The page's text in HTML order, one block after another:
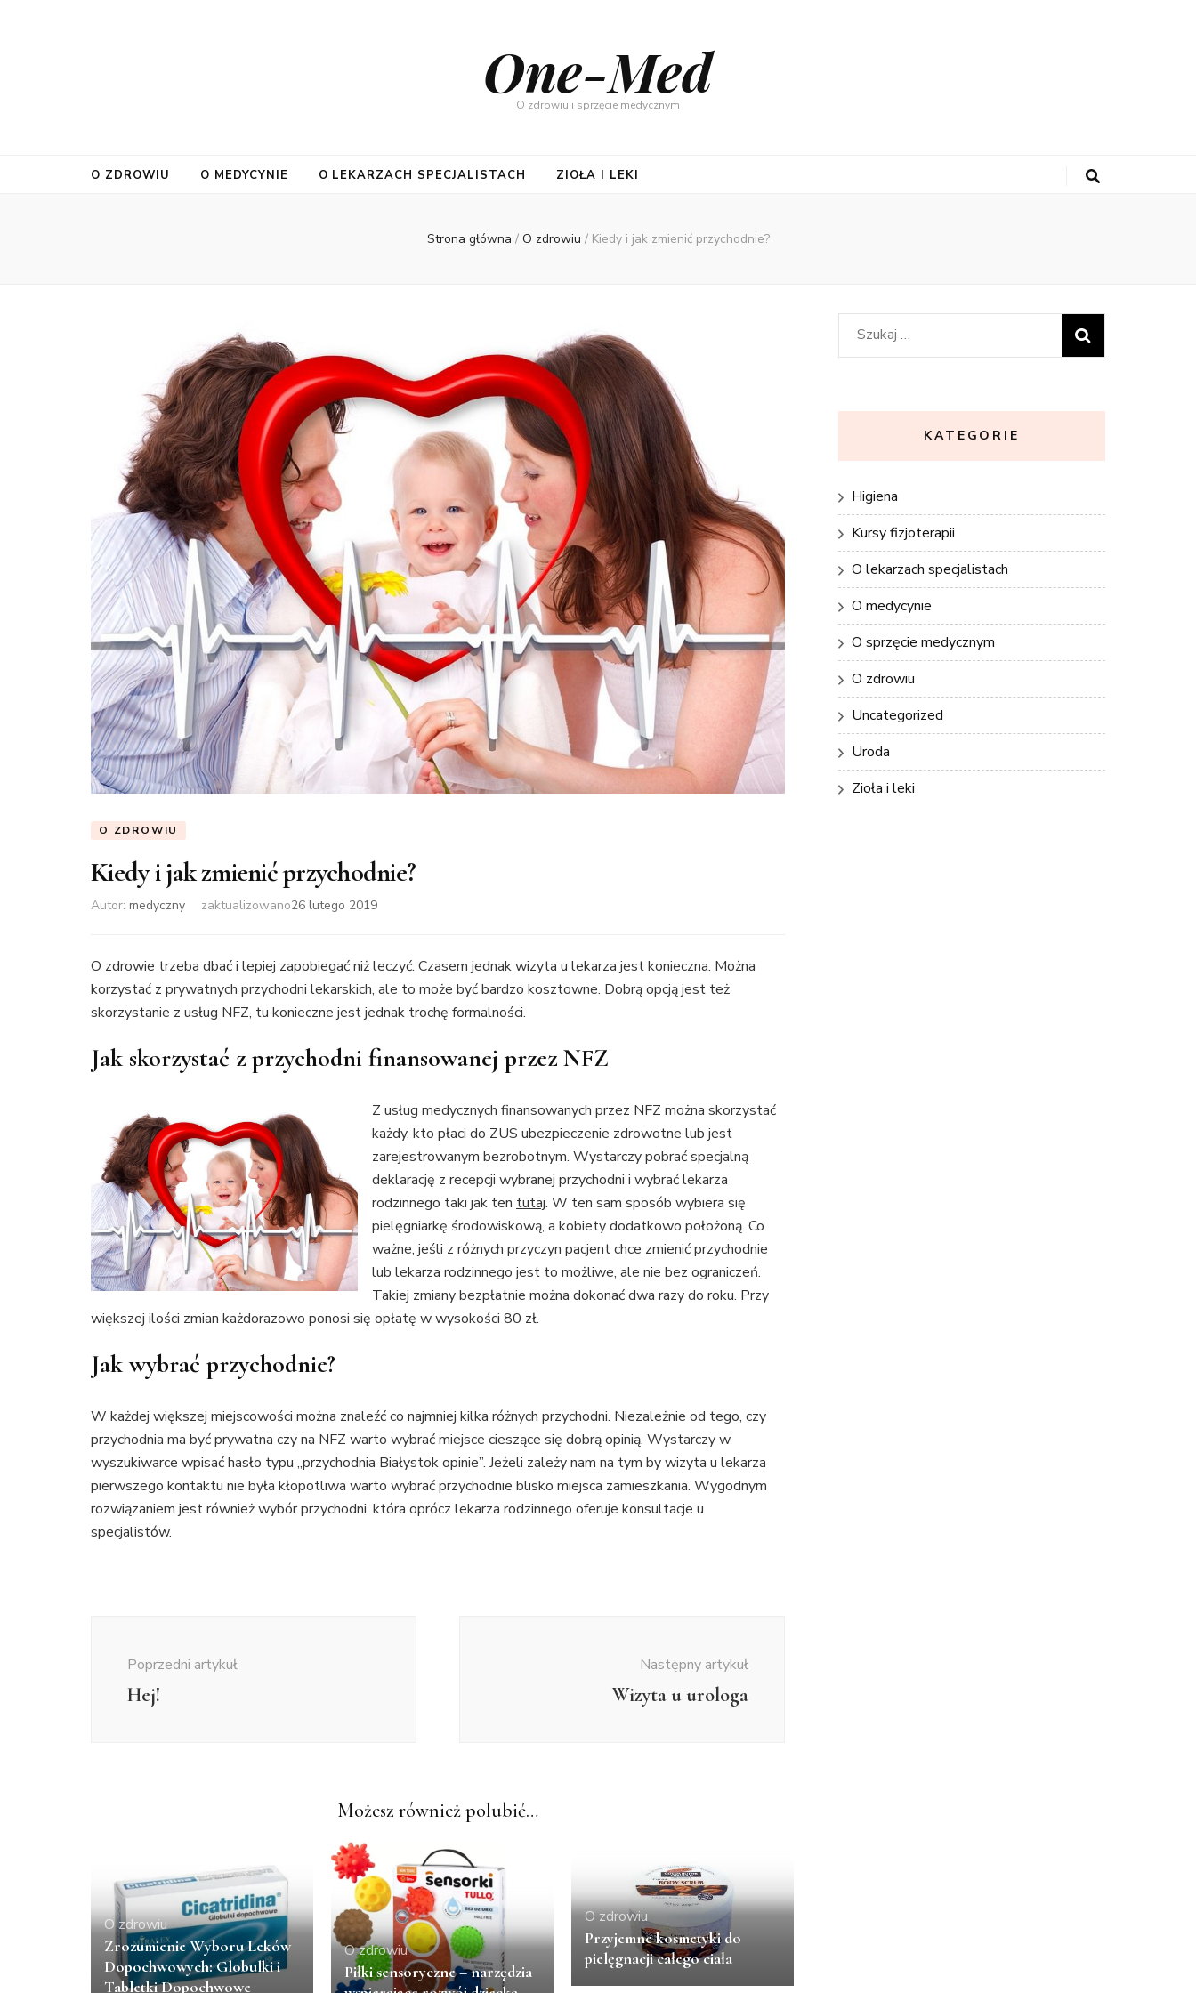
One-Med
O zdrowiu i sprzęcie medycznym
O ZDROWIU O MEDYCYNIE O LEKARZACH SPECJALISTACH ZIOŁA I LEKI
Strona główna / O zdrowiu / Kiedy i jak zmienić przychodnie?
O ZDROWIU
Kiedy i jak zmienić przychodnie?
Autor: medyczny zaktualizowano26 lutego 2019
O zdrowie trzeba dbać i lepiej zapobiegać niż leczyć. Czasem jednak wizyta u lekarza jest konieczna. Można
korzystać z prywatnych przychodni lekarskich, ale to może być bardzo kosztowne. Dobrą opcją jest też
skorzystanie z usług NFZ, tu konieczne jest jednak trochę formalności.
Jak skorzystać z przychodni finansowanej przez NFZ
Z usług medycznych finansowanych przez NFZ można skorzystać
każdy, kto płaci do ZUS ubezpieczenie zdrowotne lub jest
zarejestrowanym bezrobotnym. Wystarczy pobrać specjalną
deklarację z recepcji wybranej przychodni i wybrać lekarza
rodzinnego taki jak ten tutaj. W ten sam sposób wybiera się
pielęgniarkę środowiskową, a kobiety dodatkowo położoną. Co
ważne, jeśli z różnych przyczyn pacjent chce zmienić przychodnie
lub lekarza rodzinnego jest to możliwe, ale nie bez ograniczeń.
Takiej zmiany bezpłatnie można dokonać dwa razy do roku. Przy
większej ilości zmian każdorazowo ponosi się opłatę w wysokości 80 zł.
Jak wybrać przychodnie?
W każdej większej miejscowości można znaleźć co najmniej kilka różnych przychodni. Niezależnie od tego, czy
przychodnia ma być prywatna czy na NFZ warto wybrać miejsce cieszące się dobrą opinią. Wystarczy w
wyszukiwarce wpisać hasło typu „przychodnia Białystok opinie”. Jeżeli zależy nam na tym by wizyta u lekarza
pierwszego kontaktu nie była kłopotliwa warto wybrać przychodnie blisko miejsca zamieszkania. Wygodnym
rozwiązaniem jest również wybór przychodni, która oprócz lekarza rodzinnego oferuje konsultacje u
specjalistów.
Poprzedni artykuł
Hej!
Następny artykuł
Wizyta u urologa
Możesz również polubić…
O zdrowiu
Zrozumienie Wyboru Leków
Dopochwowych: Globulki i
Tabletki Dopochwowe
O zdrowiu
Piłki sensoryczne – narzędzia
O zdrowiu
Przyjemne kosmetyki do
pielęgnacji całego ciała
Szukaj:
KATEGORIE
Higiena
Kursy fizjoterapii
O lekarzach specjalistach
O medycynie
O sprzęcie medycznym
O zdrowiu
Uncategorized
Uroda
Zioła i leki